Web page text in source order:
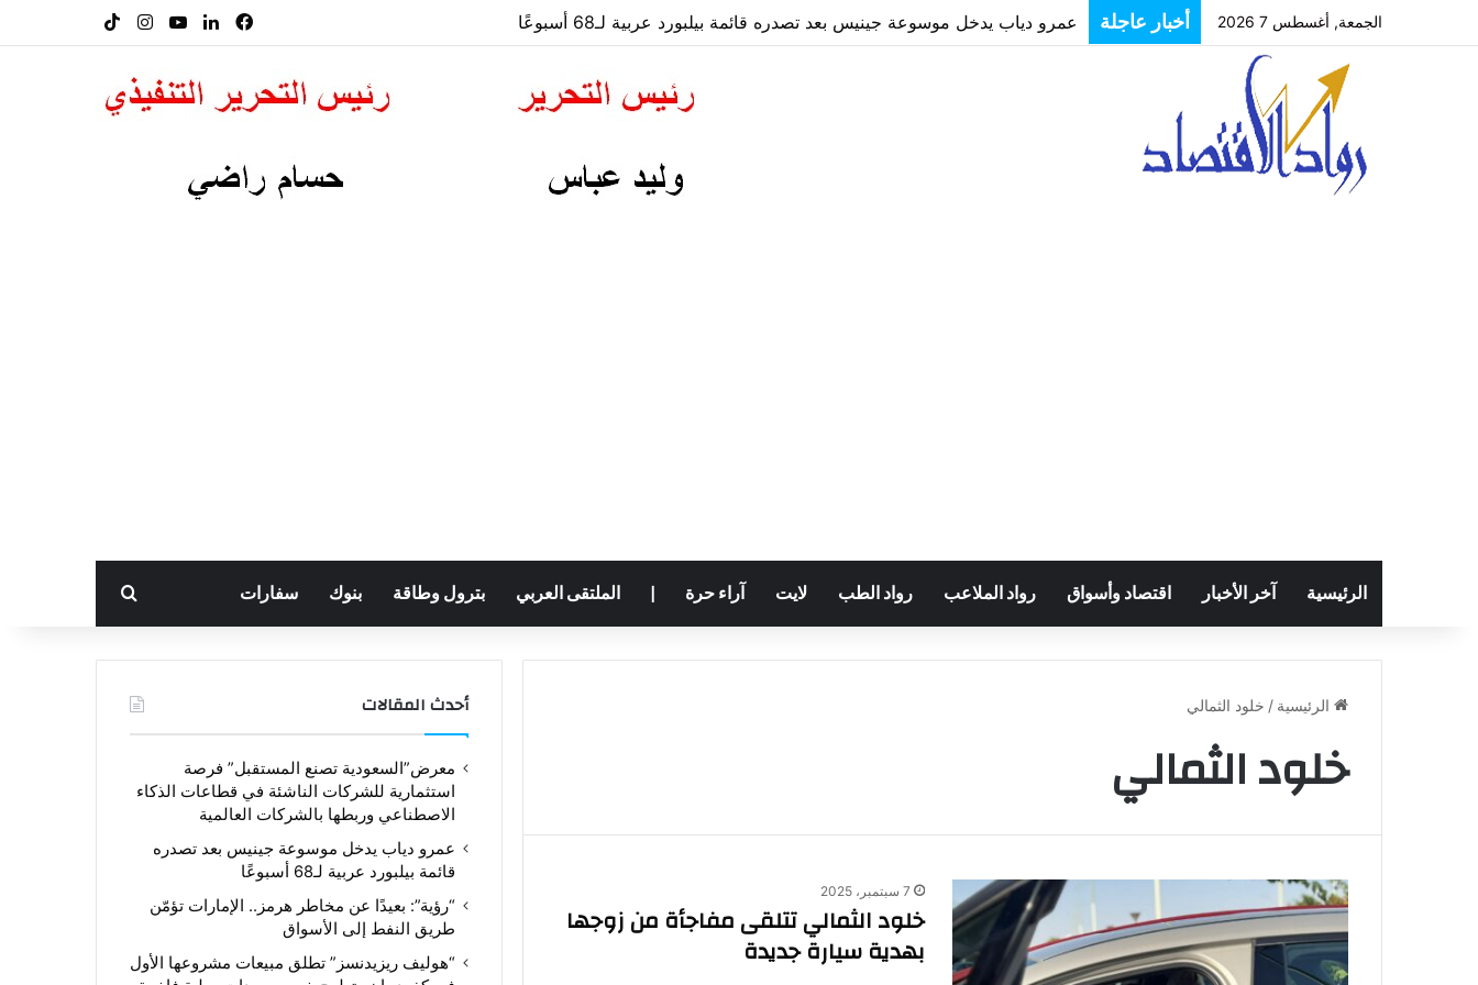
الجمعة, أغسطس 7 2026 أخبار عاجلة عمرو دياب يدخل موسوعة جينيس بعد تصدره قائمة بيلبورد عربية لـ68 أسبوعًا فيسبوكلينكدإن‫YouTube
انستقرام
الرئيسية آخر الأخبار اقتصاد وأسواق رواد الملاعب رواد الطب لايت آراء حرة الملتقى العربي بترول وطاقة بنوك سفارات بحث عن
الرئيسية / خلود الثمالي
خلود الثمالي
7 سبتمبر، 2025
خلود الثمالي تتلقى مفاجأة من زوجها
بهدية سيارة جديدة
أحدث المقالات
معرض”السعودية تصنع المستقبل” فرصة
استثمارية للشركات الناشئة في قطاعات الذكاء
الاصطناعي وربطها بالشركات العالمية
عمرو دياب يدخل موسوعة جينيس بعد تصدره
قائمة بيلبورد عربية لـ68 أسبوعًا
“رؤية”: بعيدًا عن مخاطر هرمز.. الإمارات تؤمّن
طريق النفط إلى الأسواق
“هوليف ريزيدنسز” تطلق مبيعات مشروعها الأول